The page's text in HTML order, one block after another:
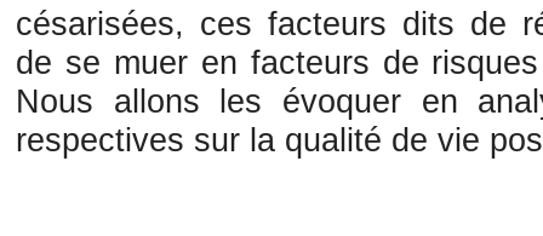
césarisées, ces facteurs dits de
de se muer en facteurs de
Nous allons les évoquer en
respectives sur la qualité de vie